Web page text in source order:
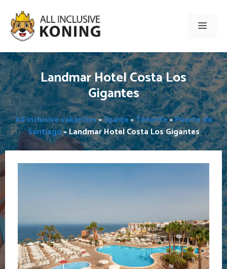
naar
inhoud
Menu
Landmar Hotel Costa Los
Gigantes
All inclusive vakanties»Spanje»Tenerife»Puerto de
Santiago»Landmar Hotel Costa Los Gigantes